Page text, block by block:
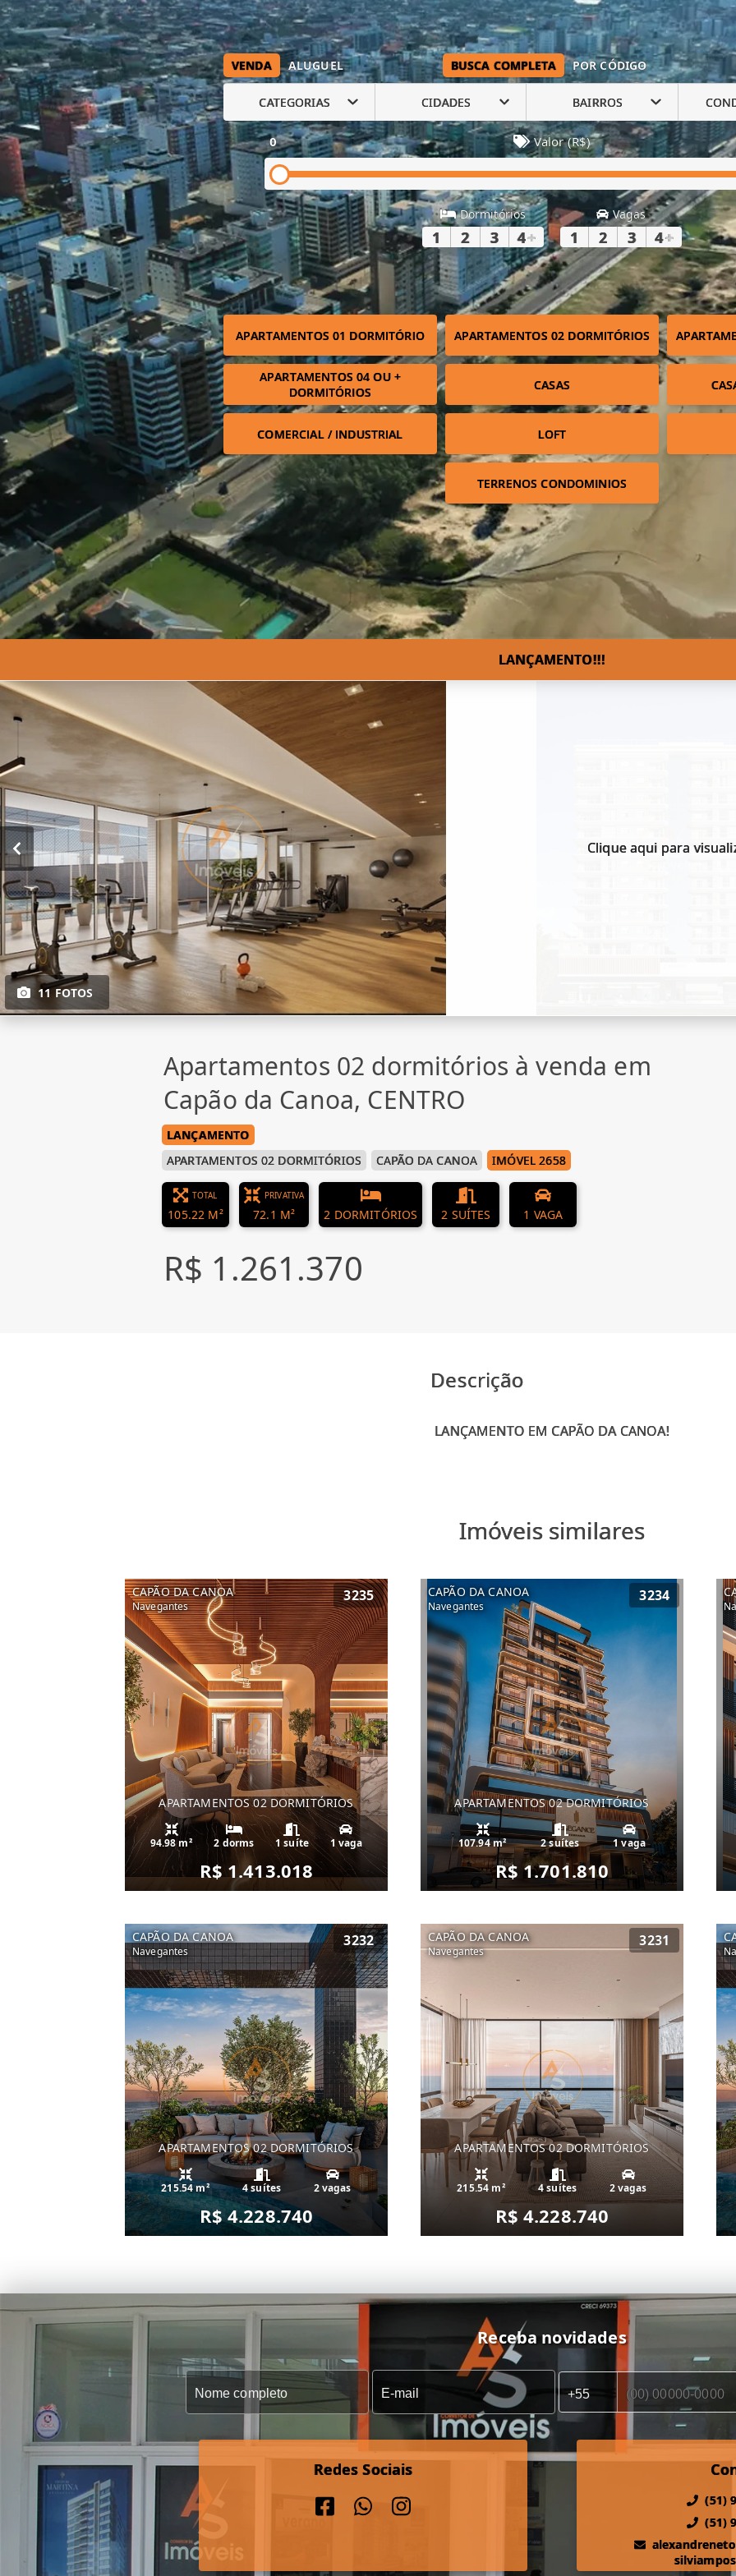
VENDA ALUGUEL BUSCA COMPLETA POR CÓDIGO
CATEGORIAS CIDADES BAIRROS
0 Valor (R$)
Dormitórios
1 2 3 4+
Vagas
1 2 3 4+
APARTAMENTOS 01 DORMITÓRIO APARTAMENTOS 02 DORMITÓRIOS
APARTAMENTOS 04 OU +
DORMITÓRIOS
CASAS
COMERCIAL / INDUSTRIAL LOFT
TERRENOS CONDOMINIOS
LANÇAMENTO!!!
11 FOTOS
Clique aqui para
Apartamentos 02 dormitórios à venda em
Capão da Canoa, CENTRO
LANÇAMENTO
APARTAMENTOS 02 DORMITÓRIOS
CAPÃO DA CANOA IMÓVEL 2658
TOTAL
105.22 M²
PRIVATIVA
72.1 M² 2 DORMITÓRIOS 2 SUÍTES 1 VAGA
R$ 1.261.370
Descrição
LANÇAMENTO EM CAPÃO DA CANOA!
Imóveis similares
CAPÃO DA CANOA
Navegantes
3235
APARTAMENTOS 02 DORMITÓRIOS
94.98 m² 2 dorms 1 suíte 1 vaga
R$ 1.413.018
CAPÃO DA CANOA
Navegantes
3234
APARTAMENTOS 02 DORMITÓRIOS
107.94 m² 2 suítes 1 vaga
R$ 1.701.810
CAPÃO DA CANOA
Navegantes
3232
APARTAMENTOS 02 DORMITÓRIOS
215.54 m² 4 suítes 2 vagas
R$ 4.228.740
CAPÃO DA CANOA
Navegantes
3231
APARTAMENTOS 02 DORMITÓRIOS
215.54 m² 4 suítes 2 vagas
R$ 4.228.740
Receba novidades
Redes Sociais
(51)
(51)